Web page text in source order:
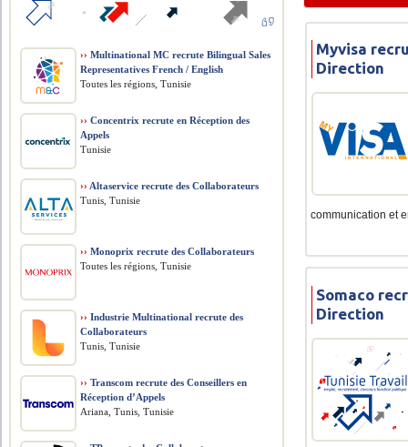
Myvisa
Direction
communication et
Somaco
Direction
›› Multinational MC recrute Bilingual Sales
Representatives French / English
Toutes les régions, Tunisie
›› Concentrix recrute en Réception des
Appels
Tunisie
›› Altaservice recrute des Collaborateurs
Tunis, Tunisie
›› Monoprix recrute des Collaborateurs
Toutes les régions, Tunisie
›› Industrie Multinational recrute des
Collaborateurs
Tunis, Tunisie
›› Transcom recrute des Conseillers en
Réception d’Appels
Ariana, Tunis, Tunisie